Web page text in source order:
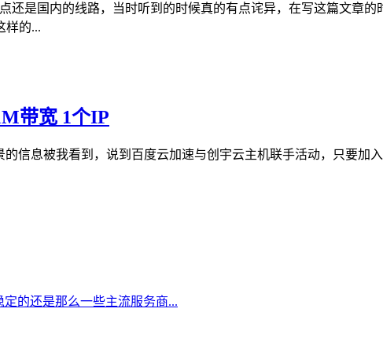
是国内的线路，当时听到的时候真的有点诧异，在写这篇文章
样的...
带宽 1个IP
信息被我看到，说到百度云加速与创宇云主机联手活动，只要加
的还是那么一些主流服务商...